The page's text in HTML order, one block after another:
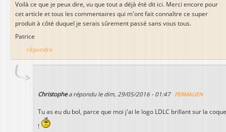
Voilà ce que je peux dire, vu que tout a déjà été dit ici. Merci encore pour
cet article et tous les commentaires qui m'ont fait connaître ce super
produit à côté duquel je serais sûrement passé sans vous tous.
Patrice
répondre
Christophea répondu le dim, 29/05/2016 - 01:47 PERMALIEN
Tu as eu du bol, parce que moi j'ai le logo LDLC brillant sur la coque
!